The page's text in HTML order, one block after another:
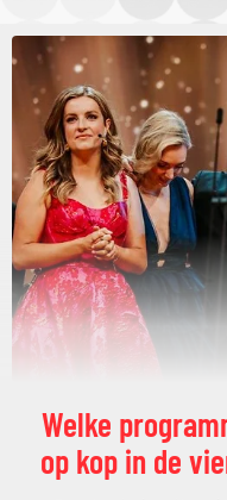
Welke
op kop in de